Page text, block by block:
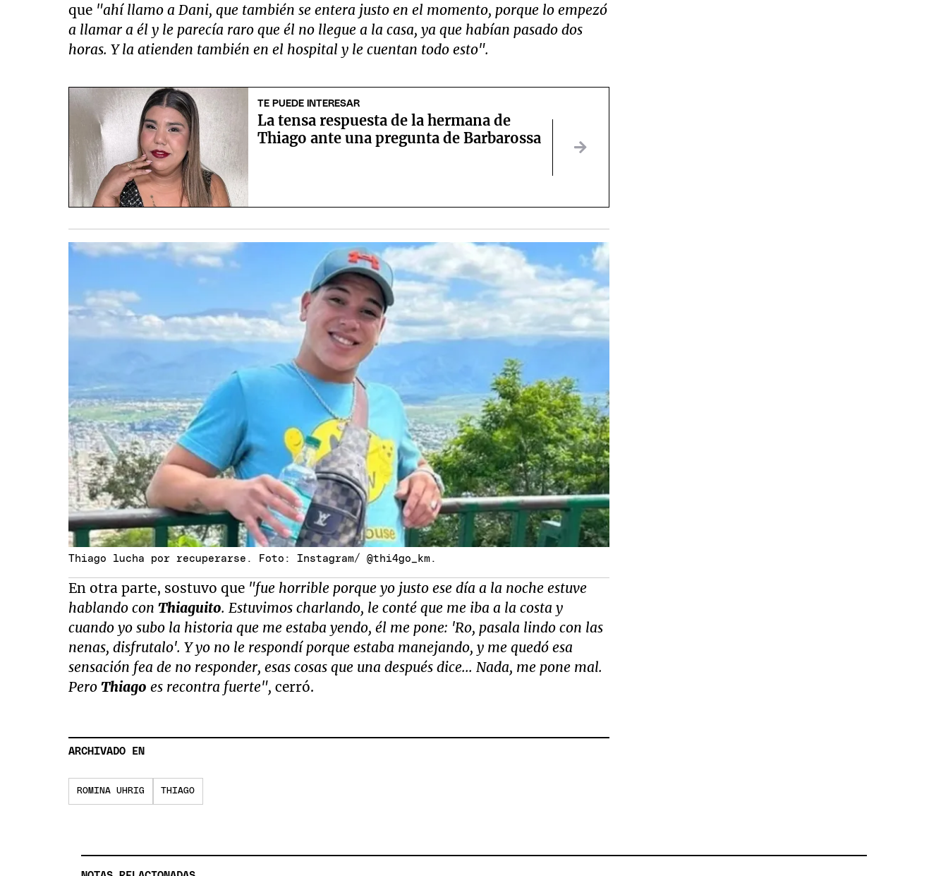
que "ahí llamo a Dani, que también se entera justo en el momento, porque lo empezó
a llamar a él y le parecía raro que él no llegue a la casa, ya que habían pasado dos
horas. Y la atienden también en el hospital y le cuentan todo esto".
TE PUEDE INTERESAR
La tensa respuesta de la hermana de
Thiago ante una pregunta de Barbarossa
Thiago lucha por recuperarse. Foto: Instagram/ @thi4go_km.
En otra parte, sostuvo que "fue horrible porque yo justo ese día a la noche estuve
hablando conThiaguito. Estuvimos charlando, le conté que me iba a la costa y
cuando yo subo la historia que me estaba yendo, él me pone: 'Ro, pasala lindo con las
nenas, disfrutalo'. Y yo no le respondí porque estaba manejando, y me quedó esa
sensación fea de no responder, esas cosas que una después dice... Nada, me pone mal.
PeroThiago es recontra fuerte",cerró.
ARCHIVADO EN
ROMINA UHRIG THIAGO